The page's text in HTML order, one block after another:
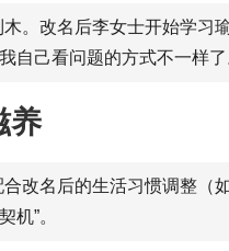
。改名后李女士开始学
自己看问题的方式不一样了
养
改名后的生活习惯调整
机”。